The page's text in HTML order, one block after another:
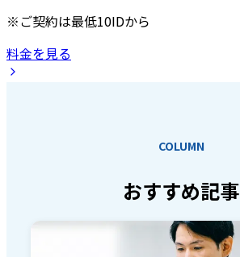
※ご契約は最低10IDから
料金を見る
COLUMN
おすすめ記事